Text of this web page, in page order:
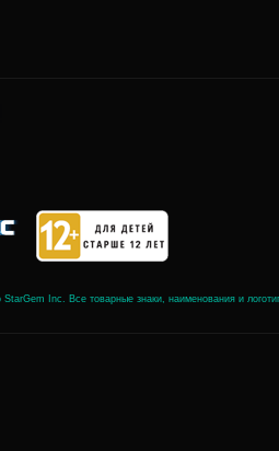
Inc. Все товарные знаки, наименования и